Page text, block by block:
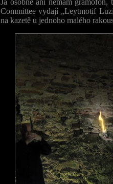
Já osobně ani nemám
Committee vydají „Leytmotif
na kazetě u jednoho malého